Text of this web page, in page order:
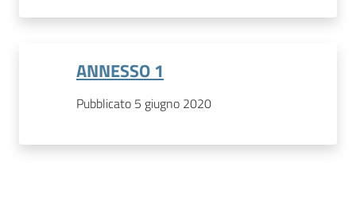
ANNESSO 1
Pubblicato 5 giugno 2020